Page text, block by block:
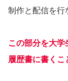
制作と配信を行
この部分を大学
履歴書に書くこ